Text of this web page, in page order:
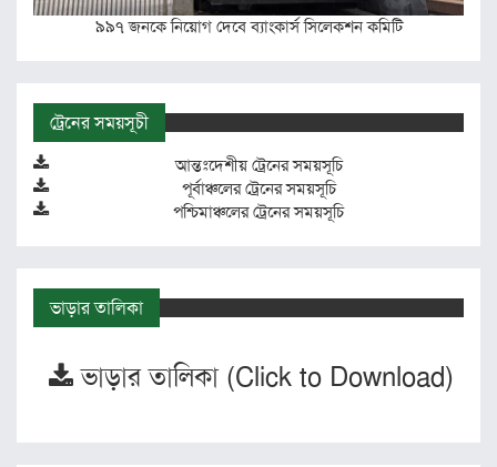
৯৯৭ জনকে নিয়োগ দেবে ব্যাংকার্স সিলেকশন কমিটি
ট্রেনের সময়সূচী
আন্তঃদেশীয় ট্রেনের সময়সূচি
পূর্বাঞ্চলের ট্রেনের সময়সূচি
পশ্চিমাঞ্চলের ট্রেনের সময়সূচি
ভাড়ার তালিকা
ভাড়ার তালিকা (Click to Download)